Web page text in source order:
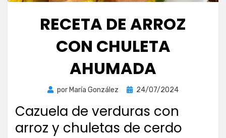
RECETA DE ARROZ
CON CHULETA
AHUMADA
por María González
Publicada
24/07/2024
Cazuela de verduras con
arroz y chuletas de cerdo